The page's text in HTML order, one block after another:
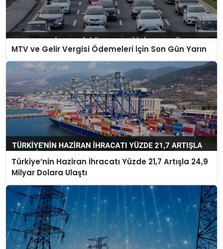
MTV ve Gelir Vergisi Ödemeleri İçin Son Gün Yarın
Türkiye’nin Haziran İhracatı Yüzde 21,7 Artışla 24,9
Milyar Dolara Ulaştı